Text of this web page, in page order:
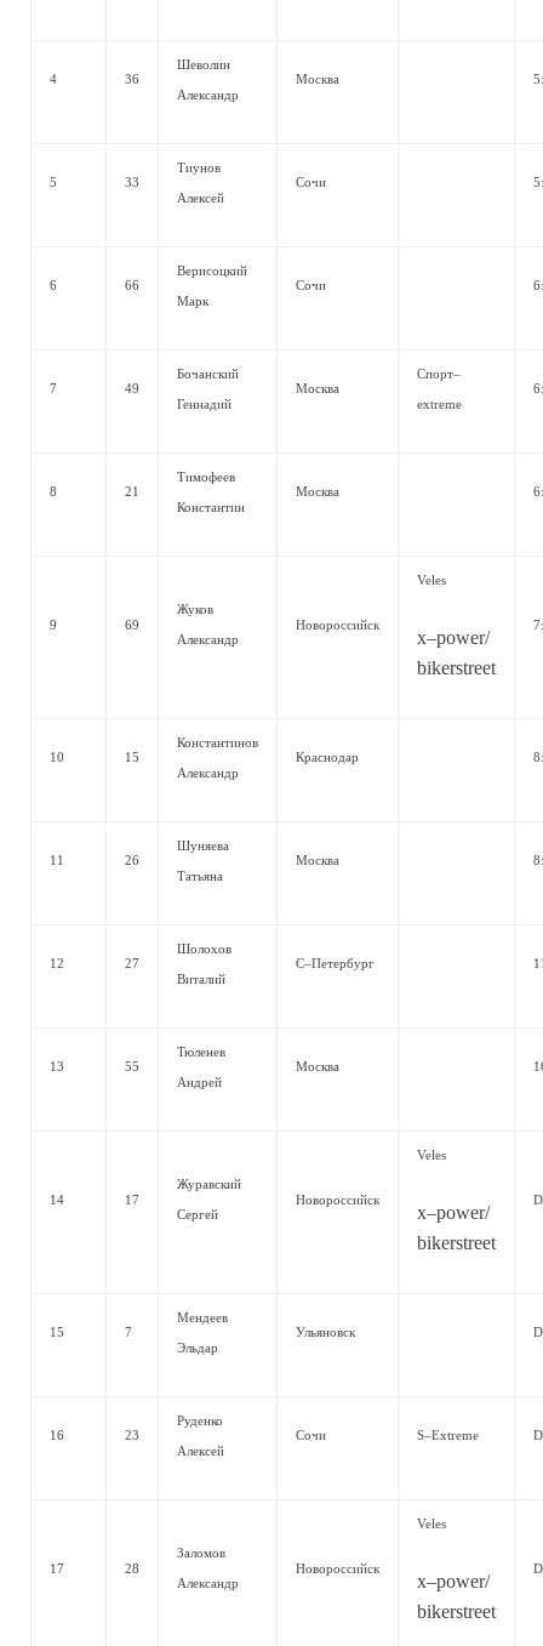
4 36
Шеволин
Александр
Москва
5 33
Тиунов
Алексей
Сочи
6 66
Верисоцкий
Марк
Сочи
7 49
Бочанский
Геннадий
Москва
Спорт–
extreme
8 21
Тимофеев
Константин
Москва
9 69
Жуков
Александр
Новороссийск
Veles
x–power/
bikerstreet
10 15
Константинов
Александр
Краснодар
11 26
Шуняева
Татьяна
Москва
12 27
Шолохов
Виталий
С–Петербург
13 55
Тюленев
Андрей
Москва
14 17
Журавский
Сергей
Новороссийск
Veles
x–power/
bikerstreet
15 7
Мендеев
Эльдар
Ульяновск
16 23
Руденко
Алексей
Сочи S–Extreme
17 28
Заломов
Александр
Новороссийск
Veles
x–power/
bikerstreet